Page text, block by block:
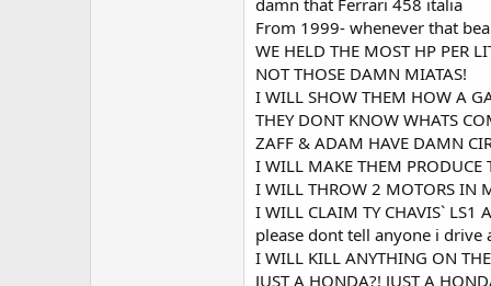
damn that Ferrari 458 italia
From 1999- whenever that
WE HELD THE MOST HP PER
NOT THOSE DAMN MIATAS!
I WILL SHOW THEM HOW A
THEY DONT KNOW WHATS
ZAFF & ADAM HAVE DAMN
I WILL MAKE THEM PRODUCE
I WILL THROW 2 MOTORS IN
I WILL CLAIM TY CHAVIS` LS1
please dont tell anyone i drive
I WILL KILL ANYTHING ON
JUST A HONDA?! JUST A